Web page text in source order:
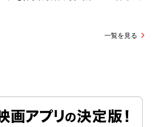
一覧を見る